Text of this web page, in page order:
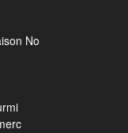
No